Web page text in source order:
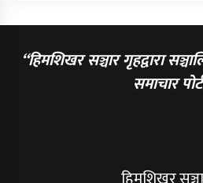
“हिमशिखर सञ्चार गृहद्वारा
समाचार